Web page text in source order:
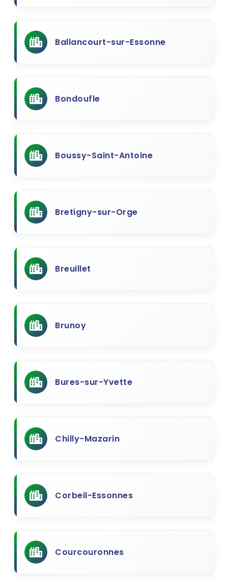
Ballancourt-sur-Essonne
Bondoufle
Boussy-Saint-Antoine
Bretigny-sur-Orge
Breuillet
Brunoy
Bures-sur-Yvette
Chilly-Mazarin
Corbeil-Essonnes
Courcouronnes